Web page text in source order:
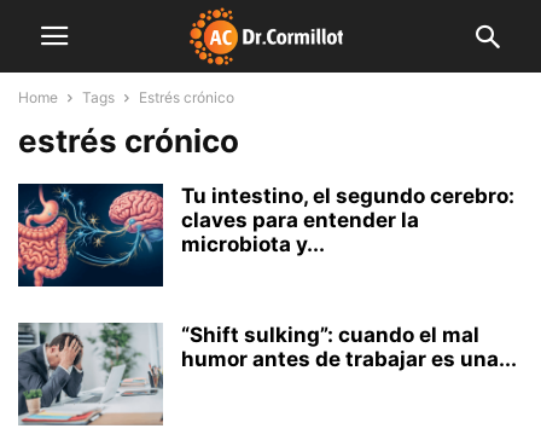
Home Tags Estrés crónico
estrés crónico
Tu intestino, el segundo cerebro:
claves para entender la
microbiota y...
“Shift sulking”: cuando el mal
humor antes de trabajar es una...